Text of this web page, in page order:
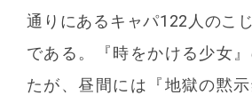
通りにあるキャパ122人のこ
である。『時をかける少女
たが、昼間には『地獄の黙